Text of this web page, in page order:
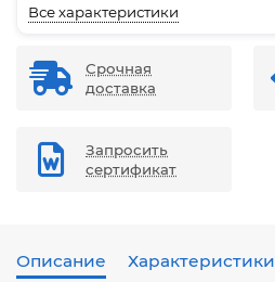
Все характеристики
Срочная
доставка
Запросить
сертификат
Описание Характеристики